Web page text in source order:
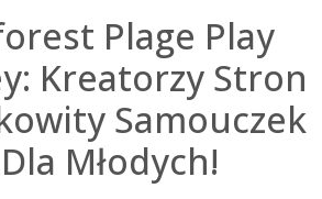
Plage Play
Kreatorzy Stron
Samouczek
Młodych!